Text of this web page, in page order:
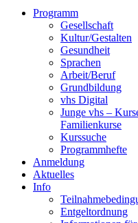
Programm
Gesellschaft
Kultur/Gestalten
Gesundheit
Sprachen
Arbeit/Beruf
Grundbildung
vhs Digital
Junge vhs –
Familienkurse
Kurssuche
Programmhefte
Anmeldung
Aktuelles
Info
Entgeltordnung